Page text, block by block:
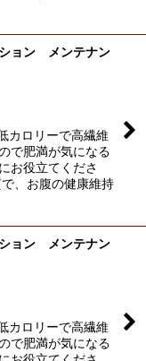
ション メンテナン
カロリーで高繊維
で肥満が気になる
お役立てくださ
、お腹の健康維持
ション メンテナン
カロリーで高繊維
で肥満が気になる